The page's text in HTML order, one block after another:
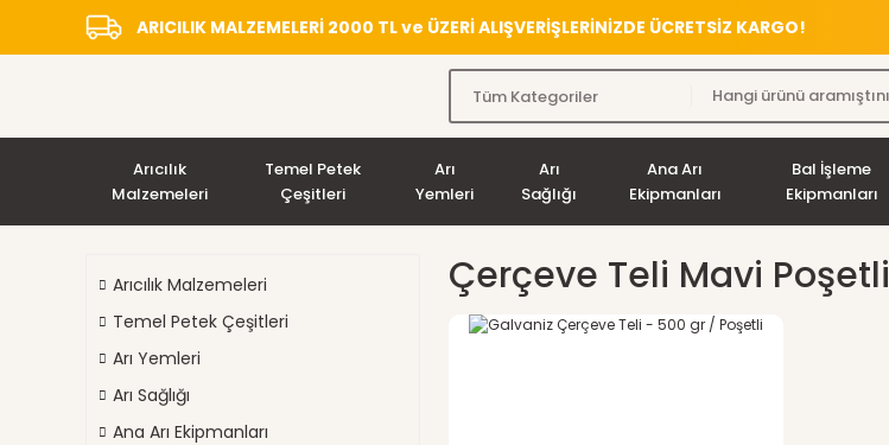
ARICILIK MALZEMELERİ 2000 TL ve ÜZERİ ALIŞVERİŞLERİNİZDE ÜCRETSİZ KARGO!
Arıcılık
Malzemeleri
Temel Petek
Çeşitleri
Arı
Yemleri
Arı
Sağlığı
Ana Arı
Ekipmanları
Bal İşleme
Ekipmanları
Arıcılık Malzemeleri
Temel Petek Çeşitleri
Arı Yemleri
Arı Sağlığı
Ana Arı Ekipmanları
Çerçeve Teli Mavi Poşetli